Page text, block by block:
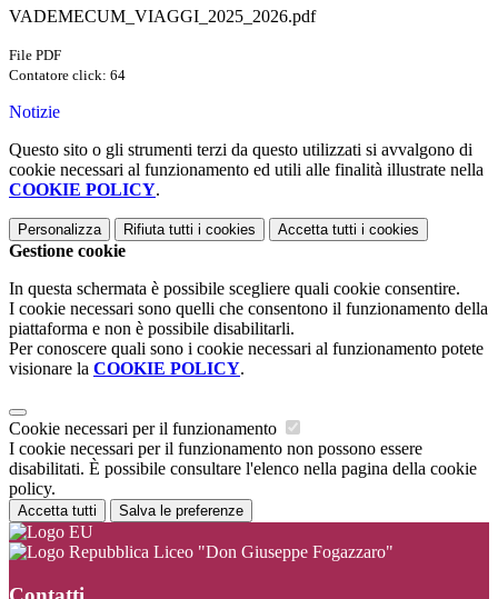
VADEMECUM_VIAGGI_2025_2026.pdf
File PDF
Contatore click: 64
Notizie
Questo sito o gli strumenti terzi da questo utilizzati si avvalgono di
cookie necessari al funzionamento ed utili alle finalità illustrate nella
COOKIE POLICY.
Personalizza Rifiuta tutti i cookies Accetta tutti i cookies
Gestione cookie
In questa schermata è possibile scegliere quali cookie consentire.
I cookie necessari sono quelli che consentono il funzionamento della
piattaforma e non è possibile disabilitarli.
Per conoscere quali sono i cookie necessari al funzionamento potete
visionare la COOKIE POLICY.
Cookie necessari per il funzionamento
I cookie necessari per il funzionamento non possono essere
disabilitati. È possibile consultare l'elenco nella pagina della cookie
policy.
Accetta tutti Salva le preferenze
Liceo "Don Giuseppe Fogazzaro"